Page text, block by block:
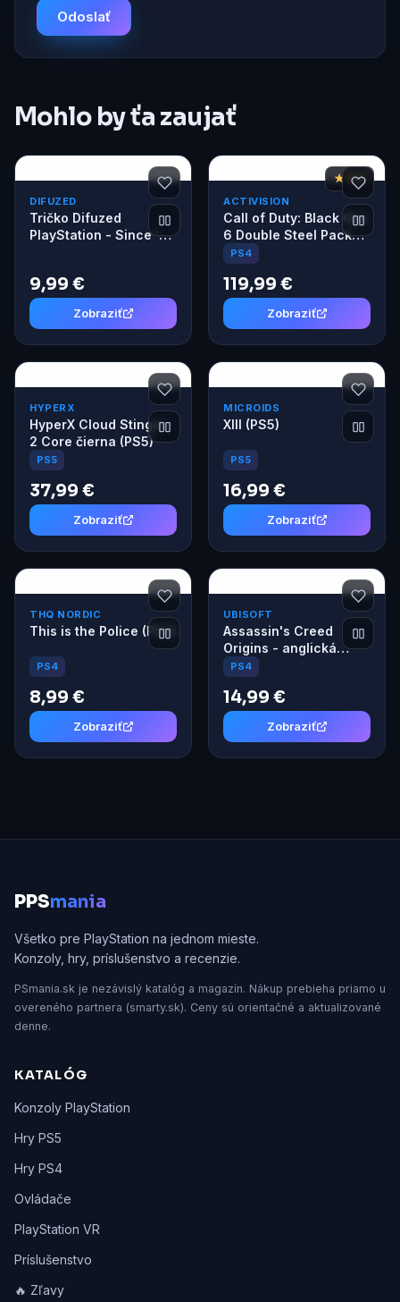
Odoslať
Mohlo by ťa zaujať
DIFUZED
Tričko Difuzed
PlayStation - Since '94
9,99 €
Zobraziť
★ 8,2
ACTIVISION
Call of Duty: Black Ops
6 Double Steel Pack
(PS4)
PS4
119,99 €
Zobraziť
HYPERX
HyperX Cloud Stinger
2 Core čierna (PS5)
PS5
37,99 €
Zobraziť
MICROIDS
XIII (PS5)
PS5
16,99 €
Zobraziť
THQ NORDIC
This is the Police (PS4)
PS4
8,99 €
Zobraziť
UBISOFT
Assassin's Creed
Origins - anglická
verzia (PS4)
PS4
14,99 €
Zobraziť
PPSmania
Všetko pre PlayStation na jednom mieste.
Konzoly, hry, príslušenstvo a recenzie.
PSmania.sk je nezávislý katalóg a magazín. Nákup prebieha priamo u
overeného partnera (smarty.sk). Ceny sú orientačné a aktualizované
denne.
KATALÓG
Konzoly PlayStation
Hry PS5
Hry PS4
Ovládače
PlayStation VR
Príslušenstvo
🔥 Zľavy